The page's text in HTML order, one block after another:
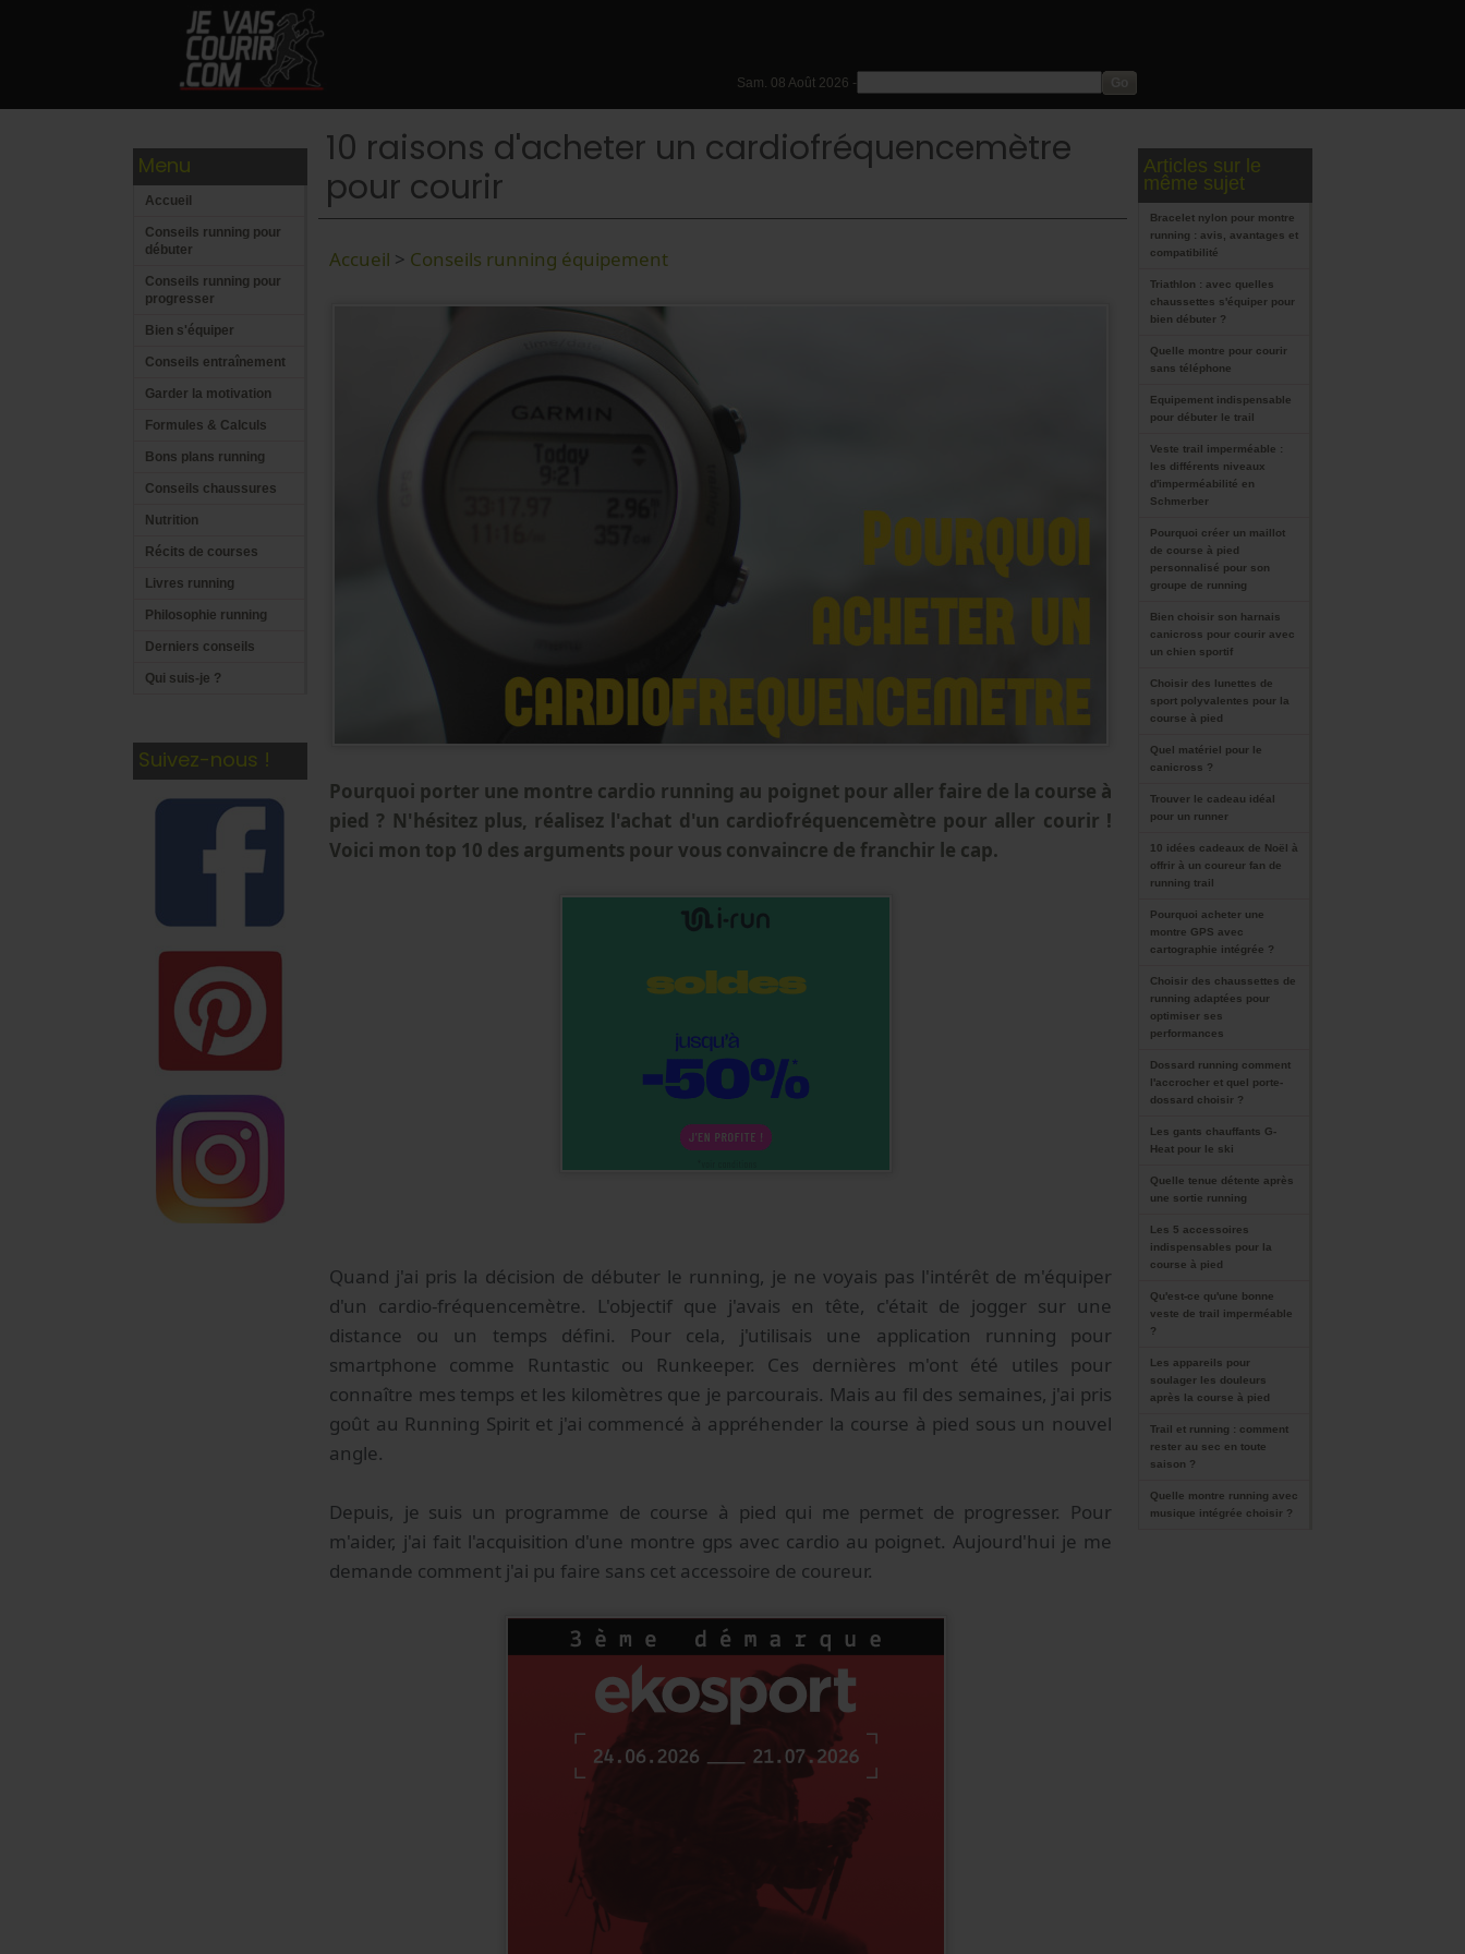
Sam. 08 Août 2026 -
Menu
Accueil
Conseils running pour
débuter
Conseils running pour
progresser
Bien s'équiper
Conseils entraînement
Garder la motivation
Formules & Calculs
Bons plans running
Conseils chaussures
Nutrition
Récits de courses
Livres running
Philosophie running
Derniers conseils
Qui suis-je ?
Suivez-nous !
10 raisons d'acheter un cardiofréquencemètre
pour courir
Accueil > Conseils running équipement
Pourquoi porter une montre cardio running au poignet pour aller faire de la course à
pied ? N'hésitez plus, réalisez l'achat d'un cardiofréquencemètre pour aller courir !
Voici mon top 10 des arguments pour vous convaincre de franchir le cap.
Quand j'ai pris la décision de débuter le running, je ne voyais pas l'intérêt de m'équiper
d'un cardio-fréquencemètre. L'objectif que j'avais en tête, c'était de jogger sur une
distance ou un temps défini. Pour cela, j'utilisais une application running pour
smartphone comme Runtastic ou Runkeeper. Ces dernières m'ont été utiles pour
connaître mes temps et les kilomètres que je parcourais. Mais au fil des semaines, j'ai pris
goût au Running Spirit et j'ai commencé à appréhender la course à pied sous un nouvel
angle.
Depuis, je suis un programme de course à pied qui me permet de progresser. Pour
m'aider, j'ai fait l'acquisition d'une montre gps avec cardio au poignet. Aujourd'hui je me
demande comment j'ai pu faire sans cet accessoire de coureur.
Articles sur le
même sujet
Bracelet nylon pour montre
running : avis, avantages et
compatibilité
Triathlon : avec quelles
chaussettes s'équiper pour
bien débuter ?
Quelle montre pour courir
sans téléphone
Equipement indispensable
pour débuter le trail
Veste trail imperméable :
les différents niveaux
d'imperméabilité en
Schmerber
Pourquoi créer un maillot
de course à pied
personnalisé pour son
groupe de running
Bien choisir son harnais
canicross pour courir avec
un chien sportif
Choisir des lunettes de
sport polyvalentes pour la
course à pied
Quel matériel pour le
canicross ?
Trouver le cadeau idéal
pour un runner
10 idées cadeaux de Noël à
offrir à un coureur fan de
running trail
Pourquoi acheter une
montre GPS avec
cartographie intégrée ?
Choisir des chaussettes de
running adaptées pour
optimiser ses
performances
Dossard running comment
l'accrocher et quel porte-
dossard choisir ?
Les gants chauffants G-
Heat pour le ski
Quelle tenue détente après
une sortie running
Les 5 accessoires
indispensables pour la
course à pied
Qu'est-ce qu'une bonne
veste de trail imperméable
?
Les appareils pour
soulager les douleurs
après la course à pied
Trail et running : comment
rester au sec en toute
saison ?
Quelle montre running avec
musique intégrée choisir ?